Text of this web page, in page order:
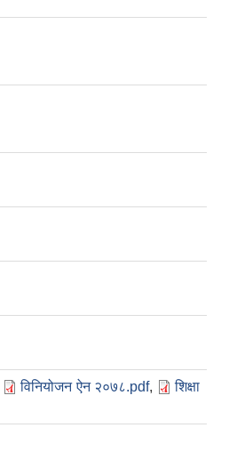
विनियोजन ऐन २०७८.pdf,
शिक्षा